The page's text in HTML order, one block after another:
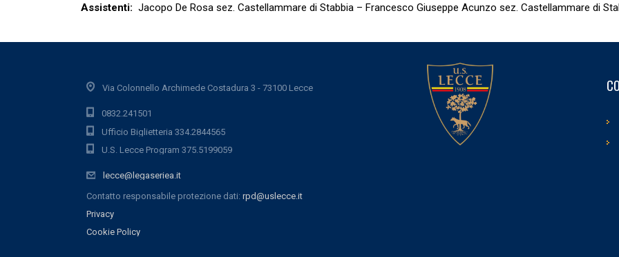
Assistenti: Jacopo De Rosa sez. Castellammare di Stabbia – Francesco Giuseppe Acunzo sez. Castellammare di
Via Colonnello Archimede Costadura 3 - 73100 Lecce
0832.241501
Ufficio Biglietteria 334.2844565
U.S. Lecce Program 375.5199059
lecce@legaseriea.it
Contatto responsabile protezione dati: rpd@uslecce.it
Privacy
Cookie Policy